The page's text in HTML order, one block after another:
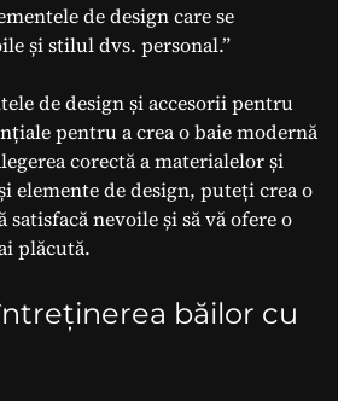
de design care se
și stilul dvs. personal.”
de design și accesorii pentru
pentru a crea o baie modernă
corectă a materialelor și
elemente de design, puteți crea o
satisfacă nevoile și să vă ofere o
plăcută.
băilor cu